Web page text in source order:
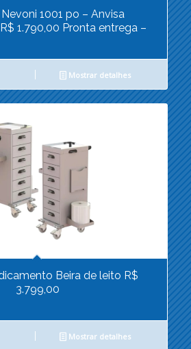
1001 po – Anvisa
1.790,00 Pronta entrega –
Mostrar detalhes
Beira de leito R$
3.799,00
Mostrar detalhes